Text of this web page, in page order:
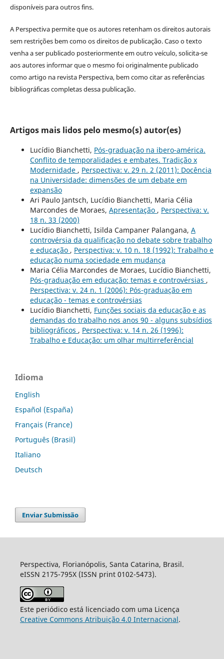
disponíveis para outros fins.
A Perspectiva permite que os autores retenham os direitos autorais
sem restrições bem como os direitos de publicação. Caso o texto
venha a ser publicado posteriormente em outro veículo, solicita-se
aos autores informar que o mesmo foi originalmente publicado
como artigo na revista Perspectiva, bem como citar as referências
bibliográficas completas dessa publicação.
Artigos mais lidos pelo mesmo(s) autor(es)
Lucídio Bianchetti, Pós-graduação na ibero-américa.
Conflito de temporalidades e embates. Tradição x
Modernidade , Perspectiva: v. 29 n. 2 (2011): Docência
na Universidade: dimensões de um debate em
expansão
Ari Paulo Jantsch, Lucídio Bianchetti, Maria Célia
Marcondes de Moraes, Apresentação , Perspectiva: v.
18 n. 33 (2000)
Lucídio Bianchetti, Isilda Campaner Palangana, A
controvérsia da qualificação no debate sobre trabalho
e educação , Perspectiva: v. 10 n. 18 (1992): Trabalho e
educação numa sociedade em mudança
Maria Célia Marcondes de Moraes, Lucídio Bianchetti,
Pós-graduação em educação: temas e controvérsias ,
Perspectiva: v. 24 n. 1 (2006): Pós-graduação em
educação - temas e controvérsias
Lucídio Bianchetti, Funções sociais da educação e as
demandas do trabalho nos anos 90 - alguns subsídios
bibliográficos , Perspectiva: v. 14 n. 26 (1996):
Trabalho e Educação: um olhar multirreferêncial
Idioma
English
Español (España)
Français (France)
Português (Brasil)
Italiano
Deutsch
Enviar Submissão
Perspectiva, Florianópolis, Santa Catarina, Brasil.
eISSN 2175-795X (ISSN print 0102-5473).
Este periódico está licenciado com uma Licença
Creative Commons Atribuição 4.0 Internacional.